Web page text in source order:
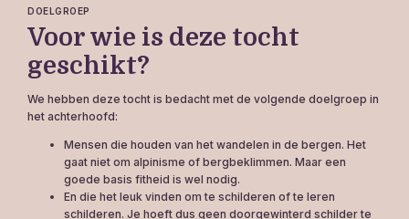
DOELGROEP
Voor wie is deze tocht
geschikt?
We hebben deze tocht is bedacht met de volgende doelgroep in
het achterhoofd:
Mensen die houden van het wandelen in de bergen. Het
gaat niet om alpinisme of bergbeklimmen. Maar een
goede basis fitheid is wel nodig.
En die het leuk vinden om te schilderen of te leren
schilderen. Je hoeft dus geen doorgewinterd schilder te